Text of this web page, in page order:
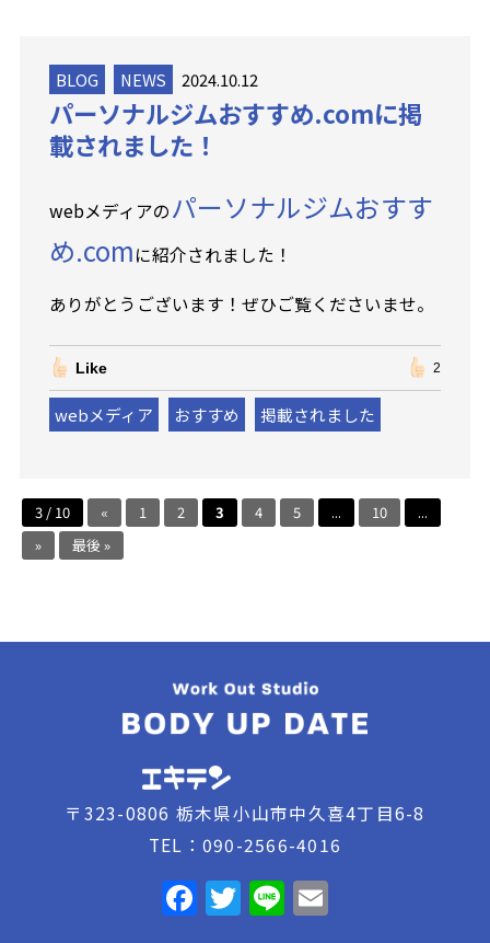
BLOG NEWS 2024.10.12
パーソナルジムおすすめ.comに掲
載されました！
webメディアのパーソナルジムおすす
め.comに紹介されました！
ありがとうございます！ぜひご覧くださいませ。
Like 2
webメディア おすすめ 掲載されました
3 / 10 « 1 2 3 4 5 ... 10
...
»
最後 »
〒323-0806 栃木県小山市中久喜4丁目6-8
TEL：090-2566-4016
F T Li